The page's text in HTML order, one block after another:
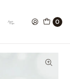
0
- ley 925 -